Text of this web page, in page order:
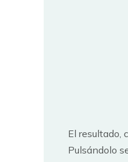
El resultado,
Pulsándolo